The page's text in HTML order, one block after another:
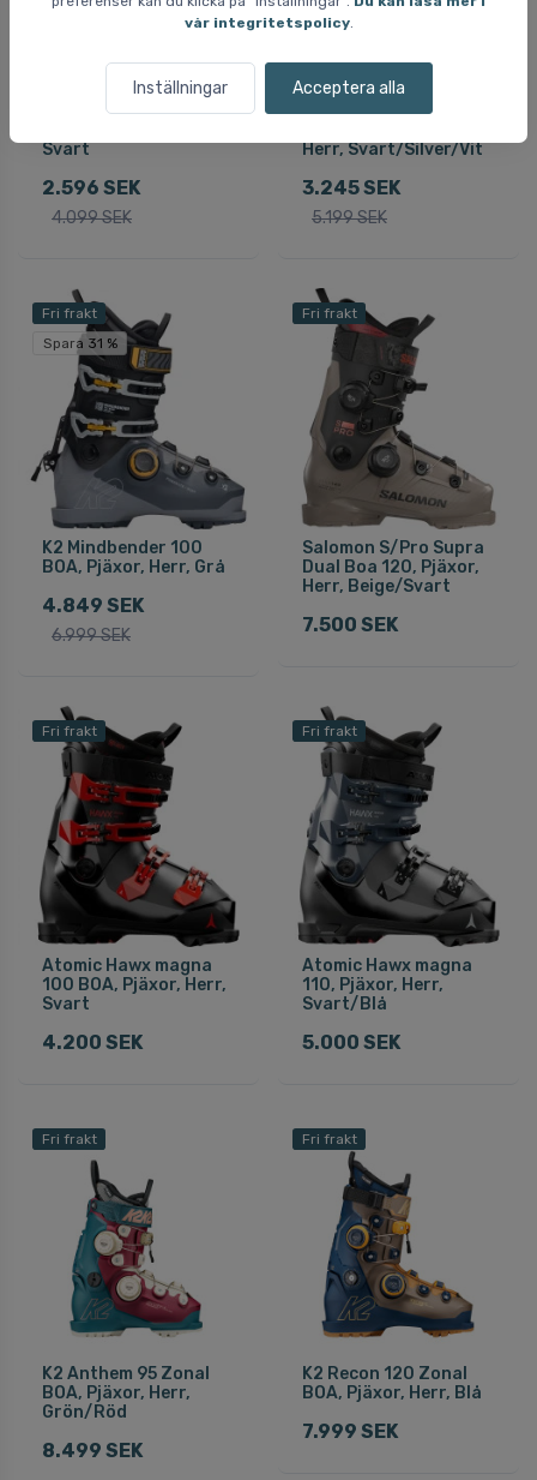
vår integritetspolicy.
Inställningar
Acceptera alla
Salomon Sense 100
Svart
2.596 SEK
4.099 SEK
Salomon S/PRO MV
Herr, Svart/Silver/Vit
3.245 SEK
5.199 SEK
Fri frakt
Spara 31 %
K2 Mindbender 100
BOA, Pjäxor, Herr, Grå
4.849 SEK
6.999 SEK
Fri frakt
Salomon S/Pro Supra
Dual Boa 120, Pjäxor,
Herr, Beige/Svart
7.500 SEK
Fri frakt
Atomic Hawx magna
100 BOA, Pjäxor, Herr,
Svart
4.200 SEK
Fri frakt
Atomic Hawx magna
110, Pjäxor, Herr,
Svart/Blå
5.000 SEK
Fri frakt
K2 Anthem 95 Zonal
BOA, Pjäxor, Herr,
Grön/Röd
8.499 SEK
Fri frakt
K2 Recon 120 Zonal
BOA, Pjäxor, Herr, Blå
7.999 SEK